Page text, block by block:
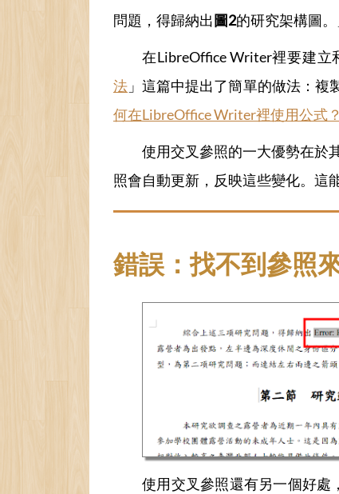
問題，得歸納出圖2的研究架構圖
在LibreOffice Writer裡要建
法 」這篇中提出了簡單的做法：複
何在LibreOffice Writer裡使用公式？
使用交叉參照的一大優勢在於
照會自動更新，反映這些變化。這
錯誤：找不到參照
使用交叉參照還有另一個好處